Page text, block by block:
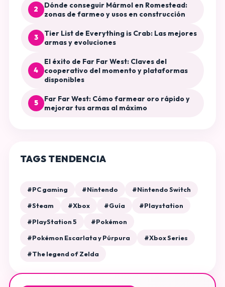
2
Dónde conseguir Mármol en Romestead:
zonas de farmeo y usos en construcción
3
Tier List de Everything is Crab: Las mejores
armas y evoluciones
4
El éxito de Far Far West: Claves del
cooperativo del momento y plataformas
disponibles
5
Far Far West: Cómo farmear oro rápido y
mejorar tus armas al máximo
TAGS TENDENCIA
#PC gaming #Nintendo
#Nintendo Switch
#Steam
#Xbox #Guía
#Playstation
#PlayStation 5
#Pokémon
#Pokémon Escarlata y Púrpura
#Xbox Series
#The legend of Zelda